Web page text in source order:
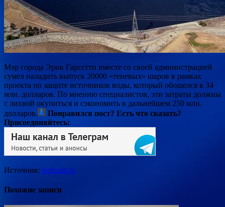
Мэр города Эрик Гарсетти вместе со своей администрацией
сумел наладить выпуск 20000 «теневых» шаров в рамках
проекта по защите источников воды, который обошелся в 34
млн. долларов. По мнению специалистов, эти затраты должны
с лихвой окупиться и сэкономить в дальнейшем 250 млн.
долларов.
Понравился пост? Есть что сказать?
Присоединяйтесь:
Источник: techcult.ru
Похожие записи